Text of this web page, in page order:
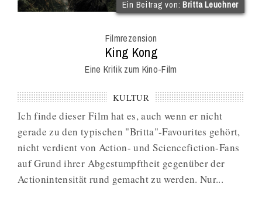
Ein Beitrag von:Britta Leuchner
Filmrezension
:
King Kong
Eine Kritik zum Kino-Film
KULTUR
Ich finde dieser Film hat es, auch wenn er nicht
gerade zu den typischen "Britta"-Favourites gehört,
nicht verdient von Action- und Sciencefiction-Fans
auf Grund ihrer Abgestumpftheit gegenüber der
Actionintensität rund gemacht zu werden. Nur...